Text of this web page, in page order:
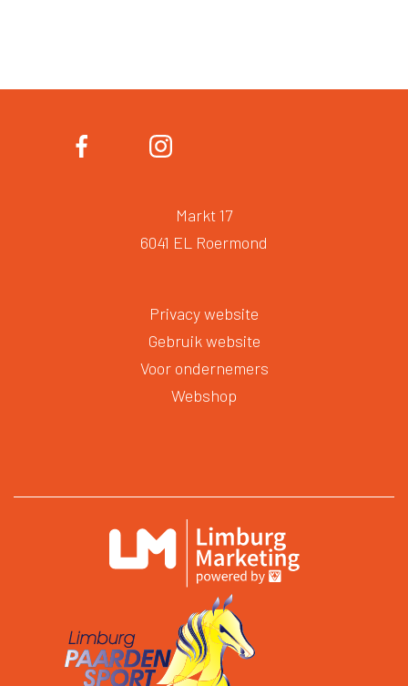
Markt 17
6041 EL Roermond
Privacy website
Gebruik website
Voor ondernemers
Webshop